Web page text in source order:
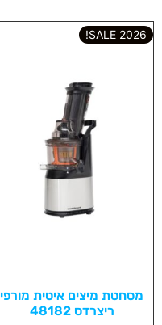
2026 SALE!
מסחטת מיצים איטית מורפי
ריצרדס 48182